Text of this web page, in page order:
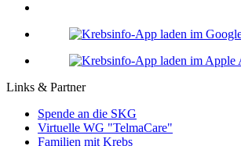
Links & Partner
Spende an die SKG
Virtuelle WG "TelmaCare"
Familien mit Krebs